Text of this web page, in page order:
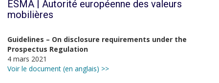
ESMA | Autorité européenne des valeurs
mobilières
Guidelines – On disclosure requirements under the
Prospectus Regulation
4 mars 2021
Voir le document (en anglais) >>